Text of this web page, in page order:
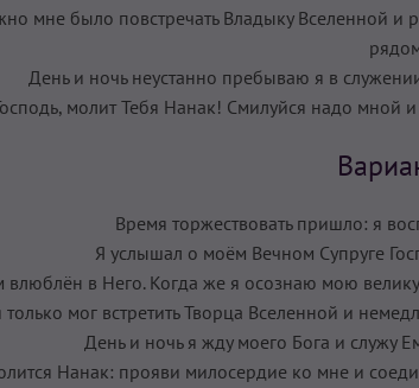
мне было повстречать Владыку Вселенной и
День и ночь неустанно пребываю я в
молит Тебя Нанак! Смилуйся надо мной
Время торжествовать пришло: я
Я услышал о моём Вечном Супруге
в Него. Когда же я осознаю мою
мог встретить Творца Вселенной и
День и ночь я жду моего Бога и служу
Нанак: прояви милосердие ко мне и